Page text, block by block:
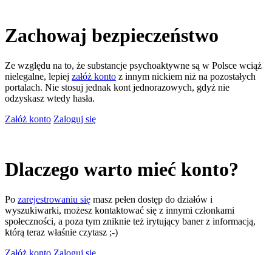
Zachowaj bezpieczeństwo
Ze względu na to, że substancje psychoaktywne są w Polsce wciąż
nielegalne, lepiej załóż konto z innym nickiem niż na pozostałych
portalach. Nie stosuj jednak kont jednorazowych, gdyż nie
odzyskasz wtedy hasła.
Załóż konto Zaloguj się
Dlaczego warto mieć konto?
Po zarejestrowaniu się masz pełen dostęp do działów i
wyszukiwarki, możesz kontaktować się z innymi członkami
społeczności, a poza tym zniknie też irytujący baner z informacją,
którą teraz właśnie czytasz ;-)
Załóż konto Zaloguj się